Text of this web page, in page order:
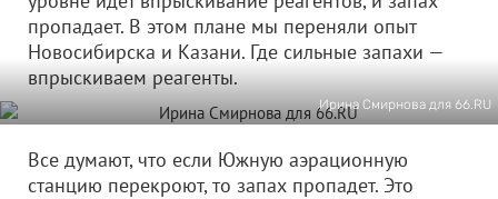
пропадает. В этом плане мы переняли опыт
Новосибирска и Казани. Где сильные запахи —
впрыскиваем реагенты.
Ирина Смирнова для 66.RU
Все думают, что если Южную аэрационную
станцию перекроют, то запах пропадет. Это